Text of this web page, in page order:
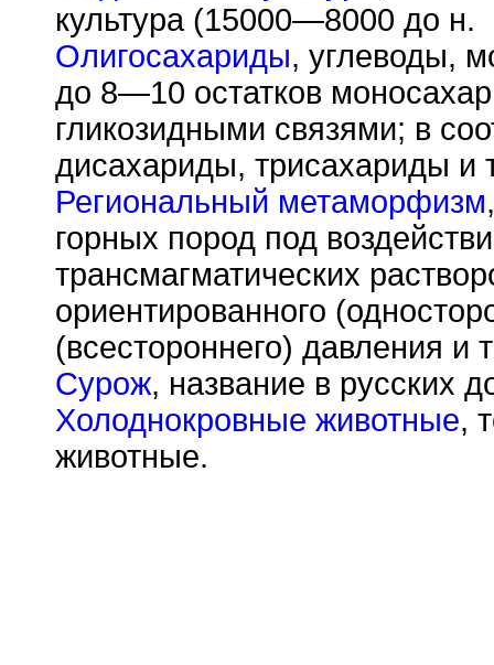
культура (15000—8000 до н.
Олигосахариды, углеводы,
до 8—10 остатков
гликозидными связями; в
дисахариды, трисахариды и
Региональный метаморфизм
горных пород под
трансмагматических
ориентированного
(всестороннего) давления и
Сурож, название в русских
Холоднокровные животные,
животные.